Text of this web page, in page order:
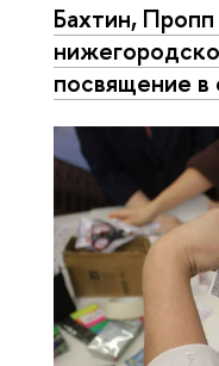
Бахтин,
посвящение в